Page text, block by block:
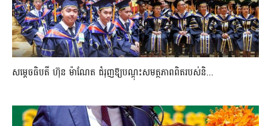
សម្តេចធិបតី ហ៊ុន ម៉ាណែត ជំរុញឱ្យបណ្តុះសមត្ថភាពពិតរបស់និ...